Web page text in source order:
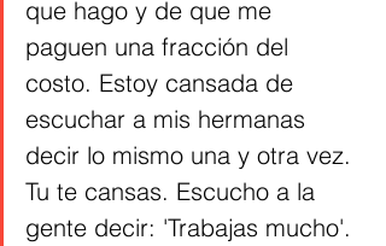
que hago y de que me
paguen una fracción del
costo. Estoy cansada de
escuchar a mis hermanas
decir lo mismo una y otra vez.
Tu te cansas. Escucho a la
gente decir: 'Trabajas mucho'.